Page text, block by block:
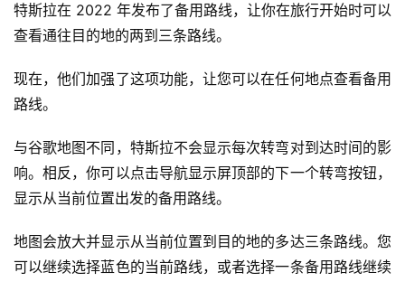
特斯拉在 2022 年发布了备用路线，让你在旅行开始时可以
查看通往目的地的两到三条路线。
现在，他们加强了这项功能，让您可以在任何地点查看备用
路线。
与谷歌地图不同，特斯拉不会显示每次转弯对到达时间的影
响。相反，你可以点击导航显示屏顶部的下一个转弯按钮，
显示从当前位置出发的备用路线。
地图会放大并显示从当前位置到目的地的多达三条路线。您
可以继续选择蓝色的当前路线，或者选择一条备用路线继续